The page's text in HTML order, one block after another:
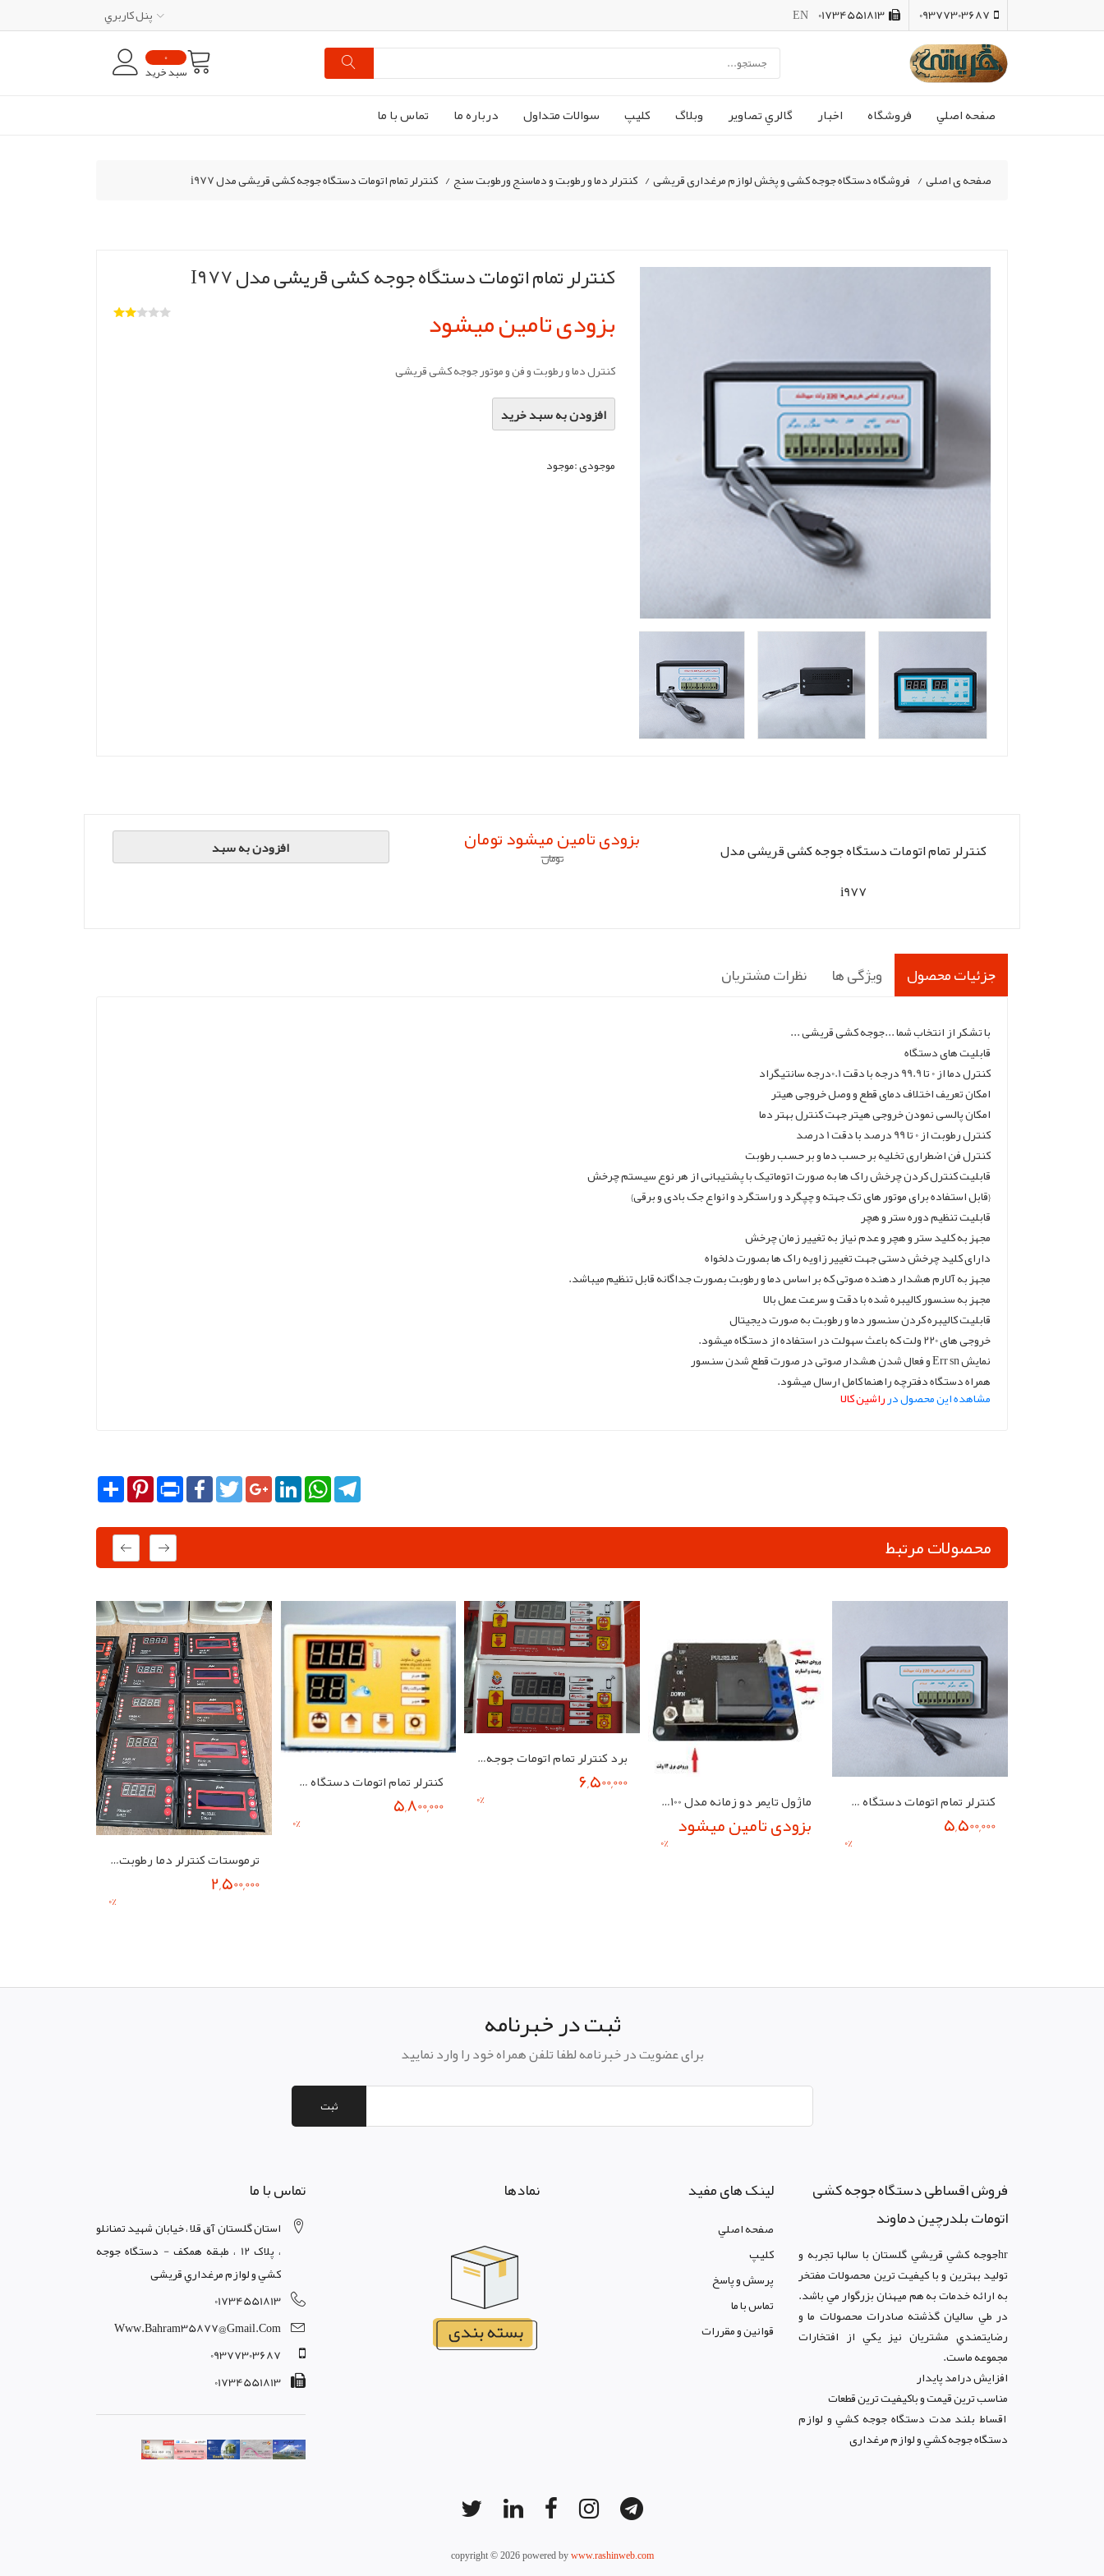
09377303687
01734551813
EN پنل کاربري
0
سبد خرید
صفحه اصلي فروشگاه اخبار گالري تصاوير وبلاگ کليپ سوالات متداول درباره ما تماس با ما
صفحه ی اصلی/ فروشگاه دستگاه جوجه کشی و پخش لوازم مرغداری قریشی/ کنترلر دما و رطوبت و دماسنج ورطوبت سنج/ کنترلر تمام اتومات دستگاه جوجه کشی قریشی مدل i977
کنترلر تمام اتومات دستگاه جوجه کشی قریشی مدل I977
بزودی تامین میشود
کنترل دما و رطوبت و فن و موتور جوجه کشی قریشی
افزودن به سبد خرید
موجودی :موجود
کنترلر تمام اتومات دستگاه جوجه کشی قریشی مدل
i977
بزودی تامین میشود تومان
تومان افزودن به سبد
جزئیات محصول ویژگی ها نظرات مشتریان
با تشکر از انتخاب شما ...جوجه کشی قریشی ...
قابلیت های دستگاه
کنترل دما از 0 تا 99.9 درجه با دقت 0.1درجه سانتیگراد
امکان تعریف اختلاف دمای قطع و وصل خروجی هیتر
امکان پالسی نمودن خروجی هیتر جهت کنترل بهتر دما
کنترل رطوبت از 0 تا 99 درصد با دقت 1 درصد
کنترل فن اضطراری تخلیه بر حسب دما و بر حسب رطوبت
قابلیت کنترل کردن چرخش راک ها به صورت اتوماتیک با پشتیبانی از هر نوع سیستم چرخش
{قابل استفاده برای موتور های تک جهته و چپگرد و راستگرد و انواع جک بادی و برقی}
قابلیت تنظیم دوره ستر و هچر
مجهز به کلید ستر و هچر و عدم نیاز به تغییر زمان چرخش
دارای کلید چرخش دستی جهت تغییر زاویه راک ها بصورت دلخواه
مجهز به آلارم هشدار دهنده صوتی که بر اساس دما و رطوبت بصورت جداگانه قابل تنظیم میباشد.
مجهز به سنسور کالیبره شده با دقت و سرعت عمل بالا
قابلیت کالیبره کردن سنسور دما و رطوبت به صورت دیجیتال
خروجی های 220 ولت که باعث سهولت در استفاده از دستگاه میشود.
نمایش Err sn و فعال شدن هشدار صوتی در صورت قطع شدن سنسور
همراه دستگاه دفترچه راهنما کامل ارسال میشود.
مشاهده این محصول درراشین کالا
Share PinterestPrint FacebookTwitterGoogle+LinkedInWhatsApp
محصولات مرتبط
ترموستات کنترلر دما رطوبت و چرخش مدل دستگاه کنترلر جوجه کشی Dhs23
2,500,000
0%
کنترلر تمام اتومات دستگاه جوجه کشی
5,800,000
0%
برد کنترلر تمام اتومات جوجه کشی شرکت بلدرچین دماوند
6,500,000
0% ماژول تایمر دو زمانه مدل MS100
بزودی تامین میشود 0%
کنترلر تمام اتومات دستگاه جوجه کشی قریشی مدل I.986
5,500,000
0%
ثبت در خبرنامه
برای عضویت در خبرنامه لطفا تلفن همراه خود را وارد نمایید
ثبت
فروش اقساطی دستگاه جوجه کشی
اتومات بلدرچین دماوند
hrجوجه کشي قريشي گلستان با سالها تجربه و
توليد بهترين و با کيفيت ترين محصولات مفتخر
به ارائه خدمات به هم ميهنان بزرگوار مي باشد.
در طي ساليان گذشته صادرات محصولات ما و
رضايتمندي مشتريان نيز يکي از افتخارات
مجموعه ماست.
افزايش درامد پايدار
مناسب ترين قيمت و باکيفيت ترين قطعات
اقساط بلند مدت دستگاه جوجه کشي و لوازم
دستگاه جوجه کشي و لوازم مرغداری
لینک های مفید
صفحه اصلي
کليپ
پرسش و پاسخ
تماس با ما
قوانين و مقررات
نمادها تماس با ما
استان گلستان آق قلا ، خيابان شهيد تمنانلو
، پلاک 12 ، طبقه همکف - دستگاه جوجه
کشي و لوازم مرغداري قریشی
01734551813
Www.bahram35877@gmail.com
09377303687
01734551813
copyright © 2026 powered by www.rashinweb.com